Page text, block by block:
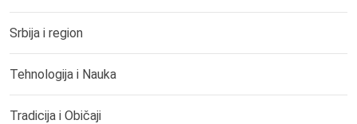
Srbija i region
Tehnologija i Nauka
Tradicija i Običaji